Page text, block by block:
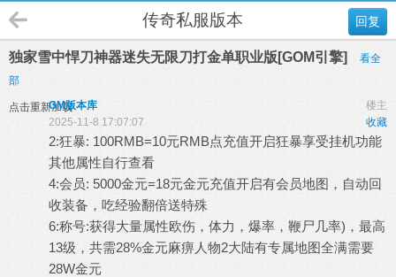
回复
传奇私服版本
独家雪中悍刀神器迷失无限刀打金单职业版[GOM引擎]
看全
部
点击重新加载 楼主
GM版本库
收藏
2025-11-8 17:07:07
2:狂暴: 100RMB=10元RMB点充值开启狂暴享受挂机功能
其他属性自行查看
4:会员: 5000金元=18元金元充值开启有会员地图，自动回
收装备，吃经验翻倍送特殊
6:称号:获得大量属性欧伤，体力，爆率，鞭尸几率)，最高
13级，共需28%金元麻痹人物2大陆有专属地图全满需要
28W金元